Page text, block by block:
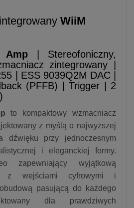
WiiM
Amp | Stereofoniczny,
zintegrowany |
| ESS 9039Q2M DAC |
(PFFB) | Trigger | 2
to kompaktowy wzmacniacz
z myślą o najwyższej
dźwięku przy jednoczesnym
i eleganckiej formy.
zapewniający wyjątkową
z wejściami cyfrowymi i
pasującą do każdego
dla prawdziwych